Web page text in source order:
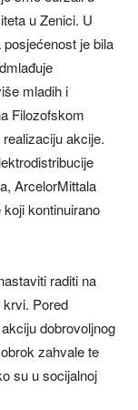
u Zenici. U
je bila
mladih i
Filozofskom
akcije.
ArcelorMittala
kontinuirano
raditi na
krvi. Pored
dobrovoljnog
zahvale te
su u socijalnoj